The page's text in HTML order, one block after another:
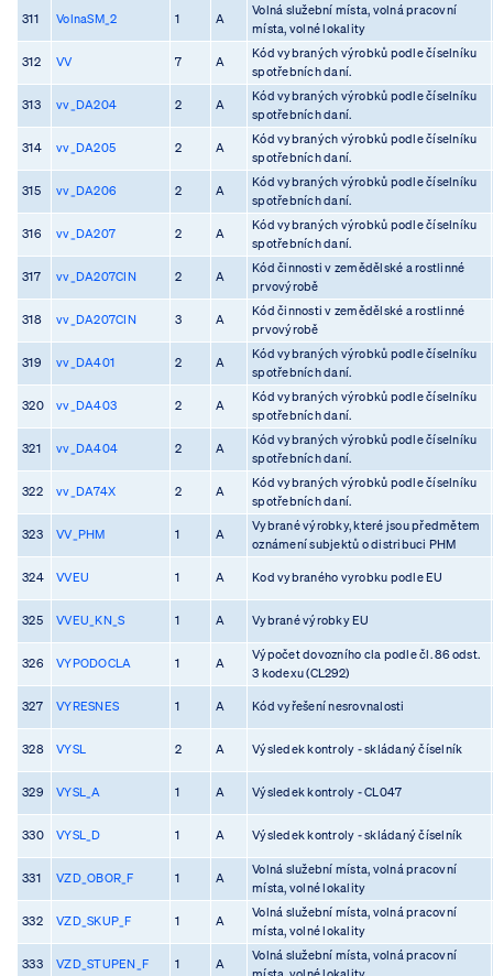
311 VolnaSM_2 1 A
Volná služební místa, volná pracovní
místa, volné lokality
312 VV 7 A
Kód vybraných výrobků podle číselníku
spotřebních daní.
313 vv_DA204 2 A
Kód vybraných výrobků podle číselníku
spotřebních daní.
314 vv_DA205 2 A
Kód vybraných výrobků podle číselníku
spotřebních daní.
315 vv_DA206 2 A
Kód vybraných výrobků podle číselníku
spotřebních daní.
316 vv_DA207 2 A
Kód vybraných výrobků podle číselníku
spotřebních daní.
317 vv_DA207CIN 2 A
Kód činnosti v zemědělské a rostlinné
prvovýrobě
318 vv_DA207CIN 3 A
Kód činnosti v zemědělské a rostlinné
prvovýrobě
319 vv_DA401 2 A
Kód vybraných výrobků podle číselníku
spotřebních daní.
320 vv_DA403 2 A
Kód vybraných výrobků podle číselníku
spotřebních daní.
321 vv_DA404 2 A
Kód vybraných výrobků podle číselníku
spotřebních daní.
322 vv_DA74X 2 A
Kód vybraných výrobků podle číselníku
spotřebních daní.
323 VV_PHM 1 A
Vybrané výrobky, které jsou předmětem
oznámení subjektů o distribuci PHM
324 VVEU 1 A Kod vybraného vyrobku podle EU
325 VVEU_KN_S 1 A Vybrané výrobky EU
326 VYPODOCLA 1 A
Výpočet dovozního cla podle čl. 86 odst.
3 kodexu (CL292)
327 VYRESNES 1 A Kód vyřešení nesrovnalosti
328 VYSL 2 A Výsledek kontroly - skládaný číselník
329 VYSL_A 1 A Výsledek kontroly - CL047
330 VYSL_D 1 A Výsledek kontroly - skládaný číselník
331 VZD_OBOR_F 1 A
Volná služební místa, volná pracovní
místa, volné lokality
332 VZD_SKUP_F 1 A
Volná služební místa, volná pracovní
místa, volné lokality
333 VZD_STUPEN_F 1 A
Volná služební místa, volná pracovní